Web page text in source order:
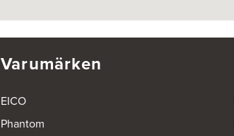
Varumärken
EICO
Phantom